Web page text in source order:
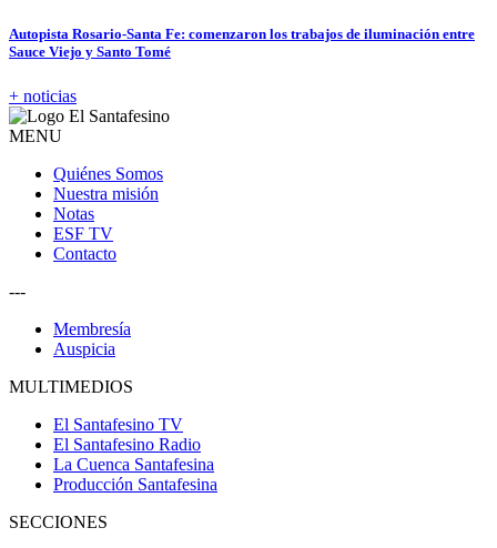
Autopista Rosario-Santa Fe: comenzaron los trabajos de iluminación entre
Sauce Viejo y Santo Tomé
+ noticias
MENU
Quiénes Somos
Nuestra misión
Notas
ESF TV
Contacto
---
Membresía
Auspicia
MULTIMEDIOS
El Santafesino TV
El Santafesino Radio
La Cuenca Santafesina
Producción Santafesina
SECCIONES